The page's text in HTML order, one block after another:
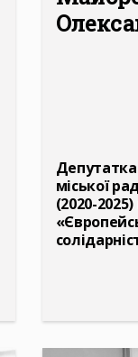
Депутатка
міської
(2020-2025)